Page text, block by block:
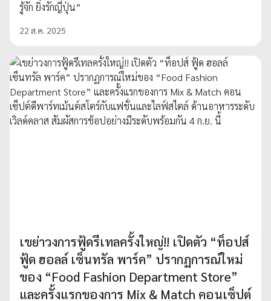
รู้จัก ยิ่งรักญี่ปุ่น”
22 ส.ค. 2025
เขย่าวงการฟู้ดรีเทลครั้งใหญ่!! เปิดตัว “ท็อปส์
ฟู้ด ฮอลล์ เซ็นทรัล พาร์ค” ปรากฏการณ์ใหม่
ของ “Food Fashion Department Store”
และครั้งแรกของการ Mix & Match คอนเซ็ปต์